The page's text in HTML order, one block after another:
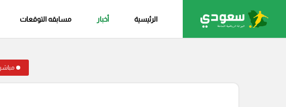
الرئيسية أخبار مسابقه التوقعات
مباشر